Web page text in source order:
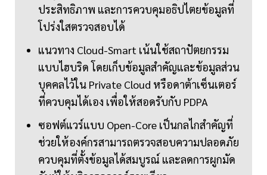
ประสิทธิภาพ และการควบคุมอธิปไตยข้อมูลที่
โปร่งใสตรวจสอบได้
แนวทาง Cloud-Smart เน้นใช้สถาปัตยกรรม
แบบไฮบริด โดยเก็บข้อมูลสำคัญและข้อมูลส่วน
บุคคลไว้ใน Private Cloud หรือดาต้าเซ็นเตอร์
ที่ควบคุมได้เอง เพื่อให้สอดรับกับ PDPA
ซอฟต์แวร์แบบ Open-Core เป็นกลไกสำคัญที่
ช่วยให้องค์กรสามารถตรวจสอบความปลอดภัย
ควบคุมที่ตั้งข้อมูลได้สมบูรณ์ และลดการผูกมัด